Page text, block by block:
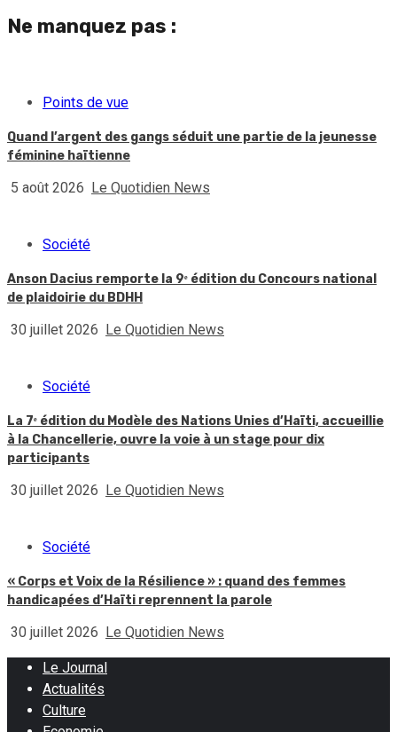
Ne manquez pas :
Points de vue
Quand l’argent des gangs séduit une partie de la jeunesse
féminine haïtienne
5 août 2026 Le Quotidien News
Société
Anson Dacius remporte la 9ᵉ édition du Concours national
de plaidoirie du BDHH
30 juillet 2026 Le Quotidien News
Société
La 7ᵉ édition du Modèle des Nations Unies d’Haïti, accueillie
à la Chancellerie, ouvre la voie à un stage pour dix
participants
30 juillet 2026 Le Quotidien News
Société
« Corps et Voix de la Résilience » : quand des femmes
handicapées d’Haïti reprennent la parole
30 juillet 2026 Le Quotidien News
Le Journal
Actualités
Culture